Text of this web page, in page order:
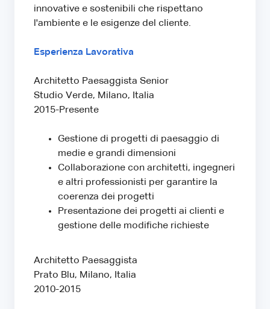
innovative e sostenibili che rispettano
l'ambiente e le esigenze del cliente.
Esperienza Lavorativa
Architetto Paesaggista Senior
Studio Verde, Milano, Italia
2015-Presente
Gestione di progetti di paesaggio di
medie e grandi dimensioni
Collaborazione con architetti, ingegneri
e altri professionisti per garantire la
coerenza dei progetti
Presentazione dei progetti ai clienti e
gestione delle modifiche richieste
Architetto Paesaggista
Prato Blu, Milano, Italia
2010-2015